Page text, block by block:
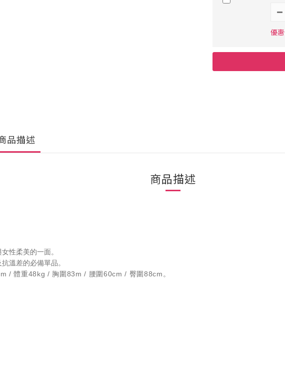
優
品描述
商品描述
性柔美的一面。
溫差的必備單品。
/ 體重48kg / 胸圍83m / 腰圍60cm / 臀圍88cm。